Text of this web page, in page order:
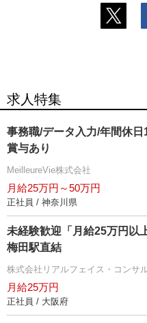
求人特集
事務職/データ入力/年間休
賞与あり
MeilleureVie株式会社
月給25万円～50万円
正社員 / 神奈川県
未経験歓迎「月給25万円以
梅田駅直結
株式会社リアルフェイス・コンサ
月給25万円
正社員 / 大阪府